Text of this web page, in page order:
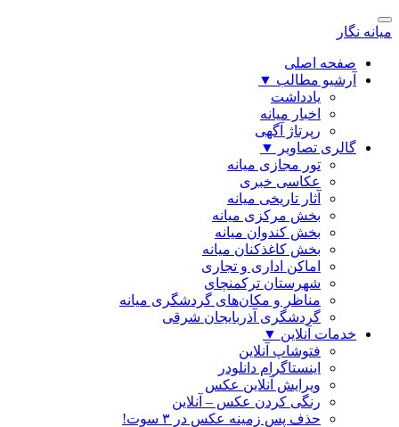
میانه نگار
صفحه اصلی
آرشیو مطالب ▼
یادداشت
اخبار میانه
رپرتاژ آگهی
گالری تصاویر
▼
تور مجازی میانه
عکاسی خبری
آثار تاریخی میانه
بخش مرکزی میانه
بخش کندوان میانه
بخش کاغذکنان میانه
اماکن اداری و تجاری
شهرستان ترکمنچای
مناظر و مکان‌های گردشگری میانه
گردشگری آذربایجان شرقی
خدمات آنلاین ▼
فتوشاپ آنلاین
اینستاگرام دانلودر
ویرایش آنلاین عکس
رنگی كردن عكس – آنلاین
حذف پس زمینه عکس در ۳ سوت!